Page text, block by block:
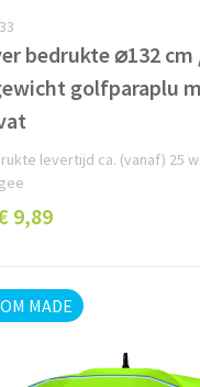
muismatten
artikelen
bedrukken
bedrukte ⌀132 cm
golfparaplu
levertijd ca. (vanaf) 25
9,89
MADE